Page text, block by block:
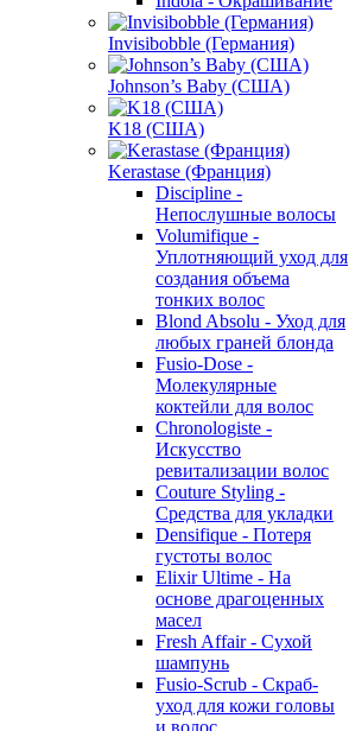
Invisibobble (Германия)
Johnson’s Baby (США)
K18 (США)
Kerastase (Франция)
Discipline -
Непослушные волосы
Volumifique -
Уплотняющий уход для
создания объема
тонких волос
Blond Absolu - Уход для
любых граней блонда
Fusio-Dose -
Молекулярные
коктейли для волос
Chronologiste -
Искусство
ревитализации волос
Couture Styling -
Средства для укладки
Densifique - Потеря
густоты волос
Elixir Ultime - На
основе драгоценных
масел
Fresh Affair - Сухой
шампунь
Fusio-Scrub - Скраб-
уход для кожи головы
и волос